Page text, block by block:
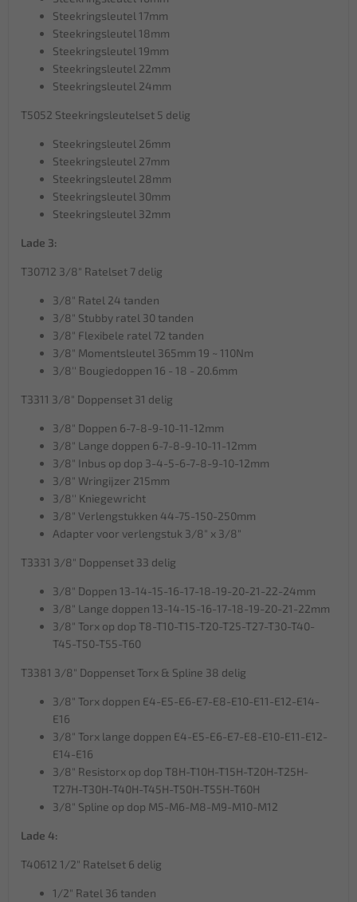
Steekringsleutel 17mm
Steekringsleutel 18mm
Steekringsleutel 19mm
Steekringsleutel 22mm
Steekringsleutel 24mm
T5052 Steekringsleutelset 5 delig
Steekringsleutel 26mm
Steekringsleutel 27mm
Steekringsleutel 28mm
Steekringsleutel 30mm
Steekringsleutel 32mm
Lade 3:
T30712 3/8" Ratelset 7 delig
3/8" Ratel 24 tanden
3/8" Stubby ratel 30 tanden
3/8" Flexibele ratel 72 tanden
3/8" Momentsleutel 365mm 19 ~ 110Nm
3/8'' Bougiedoppen 16 - 18 - 20.6mm
T3311 3/8" Doppenset 31 delig
3/8" Doppen 6-7-8-9-10-11-12mm
3/8" Lange doppen 6-7-8-9-10-11-12mm
3/8" Inbus op dop 3-4-5-6-7-8-9-10-12mm
3/8" Wringijzer 215mm
3/8'' Kniegewricht
3/8" Verlengstukken 44-75-150-250mm
Adapter voor verlengstuk 3/8" x 3/8"
T3331 3/8" Doppenset 33 delig
3/8" Doppen 13-14-15-16-17-18-19-20-21-22-24mm
3/8" Lange doppen 13-14-15-16-17-18-19-20-21-22mm
3/8" Torx op dop T8-T10-T15-T20-T25-T27-T30-T40-
T45-T50-T55-T60
T3381 3/8" Doppenset Torx & Spline 38 delig
3/8" Torx doppen E4-E5-E6-E7-E8-E10-E11-E12-E14-
E16
3/8" Torx lange doppen E4-E5-E6-E7-E8-E10-E11-E12-
E14-E16
3/8" Resistorx op dop T8H-T10H-T15H-T20H-T25H-
T27H-T30H-T40H-T45H-T50H-T55H-T60H
3/8" Spline op dop M5-M6-M8-M9-M10-M12
Lade 4:
T40612 1/2" Ratelset 6 delig
1/2" Ratel 36 tanden